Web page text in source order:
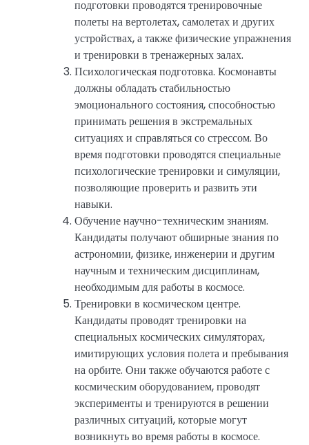
подготовки проводятся тренировочные
полеты на вертолетах, самолетах и других
устройствах, а также физические упражнения
и тренировки в тренажерных залах.
Психологическая подготовка. Космонавты
должны обладать стабильностью
эмоционального состояния, способностью
принимать решения в экстремальных
ситуациях и справляться со стрессом. Во
время подготовки проводятся специальные
психологические тренировки и симуляции,
позволяющие проверить и развить эти
навыки.
Обучение научно-техническим знаниям.
Кандидаты получают обширные знания по
астрономии, физике, инженерии и другим
научным и техническим дисциплинам,
необходимым для работы в космосе.
Тренировки в космическом центре.
Кандидаты проводят тренировки на
специальных космических симуляторах,
имитирующих условия полета и пребывания
на орбите. Они также обучаются работе с
космическим оборудованием, проводят
эксперименты и тренируются в решении
различных ситуаций, которые могут
возникнуть во время работы в космосе.